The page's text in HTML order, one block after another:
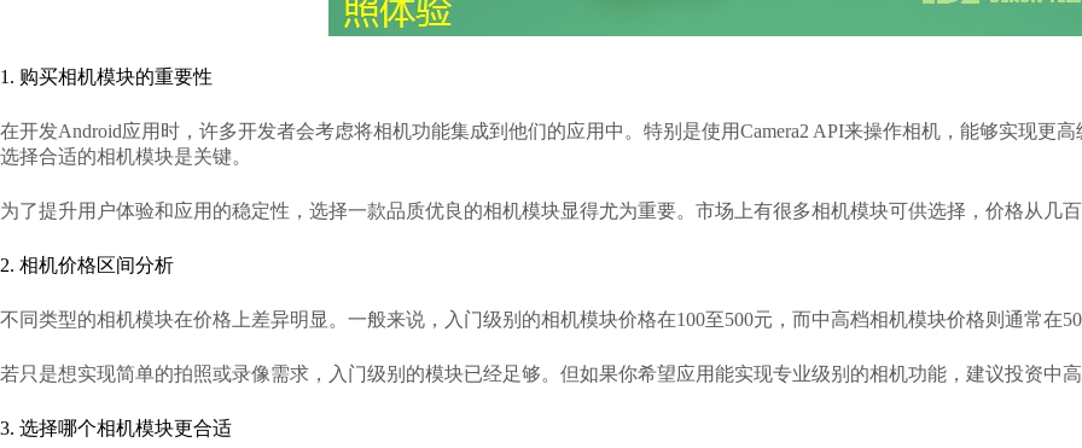
1. 购买相机模块的重要性
在开发Android应用时，许多开发者会考虑将相机功能集成到他们的应用中。特别是使用Camera2 API来操作相机，能够实现更
选择合适的相机模块是关键。
为了提升用户体验和应用的稳定性，选择一款品质优良的相机模块显得尤为重要。市场上有很多相机模块可供选择，价格从几
2. 相机价格区间分析
不同类型的相机模块在价格上差异明显。一般来说，入门级别的相机模块价格在100至500元，而中高档相机模块价格则通常在
若只是想实现简单的拍照或录像需求，入门级别的模块已经足够。但如果你希望应用能实现专业级别的相机功能，建议投资中
3. 选择哪个相机模块更合适